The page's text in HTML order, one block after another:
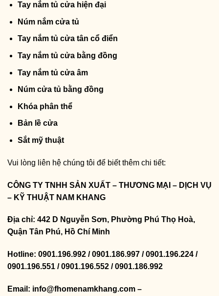
Tay nắm tủ cửa hiện đại
Núm nắm cửa tủ
Tay nắm tủ cửa tân cổ điển
Tay nắm tủ cửa bằng đồng
Tay nắm tủ cửa âm
Núm cửa tủ bằng đồng
Khóa phân thể
Bản lề cửa
Sắt mỹ thuật
Vui lòng liên hệ chúng tôi để biết thêm chi tiết:
CÔNG TY TNHH SẢN XUẤT – THƯƠNG MẠI – DỊCH VỤ
– KỸ THUẬT NAM KHANG
Địa chỉ: 442 D Nguyễn Sơn, Phường Phú Thọ Hoà,
Quận Tân Phú, Hồ Chí Minh
Hotline: 0901.196.992 / 0901.186.997 / 0901.196.224 /
0901.196.551 / 0901.196.552 / 0901.186.992
Email: info@fhomenamkhang.com –